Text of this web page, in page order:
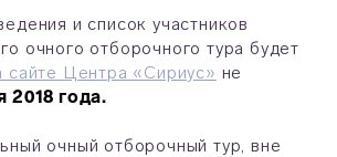
и список участников
очного отборочного тура будет
сайте Центра «Сириус» не
2018 года.
очный отборочный тур, вне